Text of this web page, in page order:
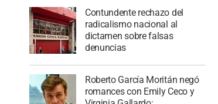
Contundente rechazo del
radicalismo nacional al
dictamen sobre falsas
denuncias
Roberto García Moritán negó
romances con Emily Ceco y